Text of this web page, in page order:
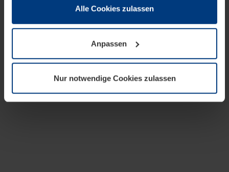
wenn diese für den Betrieb dieser Seite unbedingt
notwendig sind. Für alle anderen Cookie-Typen benötigen
wir Ihre Erlaubnis. Ihre Einwilligung können Sie jederzeit
Datenschutzerklärungunserer Website ändern oder
widerrufen.
Alle Cookies zulassen
Anpassen
Nur notwendige Cookies zulassen